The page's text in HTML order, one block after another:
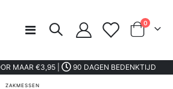
Toggle
0
MAAR €3,95 | 90 DAGEN BEDENKTIJD
ZAKMESSEN